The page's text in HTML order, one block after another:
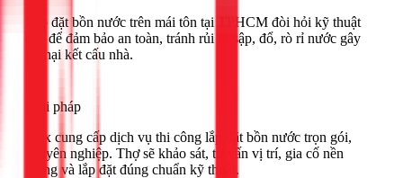
Lắp đặt bồn nước trên mái tôn tại TPHCM đòi hỏi kỹ thuật
cao để đảm bảo an toàn, tránh rủi ro sập, đổ, rò rỉ nước gây
hư hại kết cấu nhà.
Giải pháp
1Fix cung cấp dịch vụ thi công lắp đặt bồn nước trọn gói,
chuyên nghiệp. Thợ sẽ khảo sát, tư vấn vị trí, gia cố nền
móng và lắp đặt đúng chuẩn kỹ thuật.